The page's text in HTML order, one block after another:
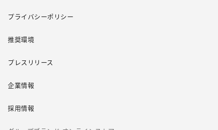
プライバシーポリシー
推奨環境
プレスリリース
企業情報
採用情報